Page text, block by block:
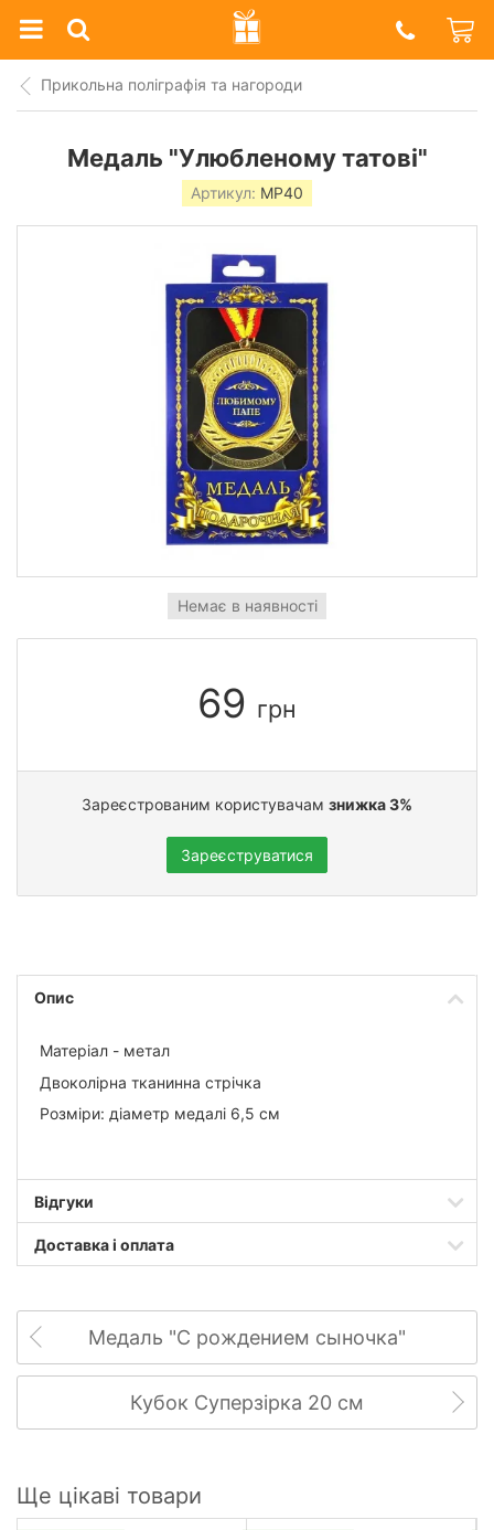
Prazdnik
Shop
Прикольна поліграфія та нагороди
Медаль "Улюбленому татові"
Артикул: MP40
Немає в наявності
69 грн
Зареєстрованим користувачам знижка 3%
Зареєструватися
Опис
Матеріал - метал
Двоколірна тканинна стрічка
Розміри: діаметр медалі 6,5 см
Відгуки
Доставка і оплата
Медаль "С рождением сыночка"
Кубок Суперзірка 20 см
Ще цікаві товари